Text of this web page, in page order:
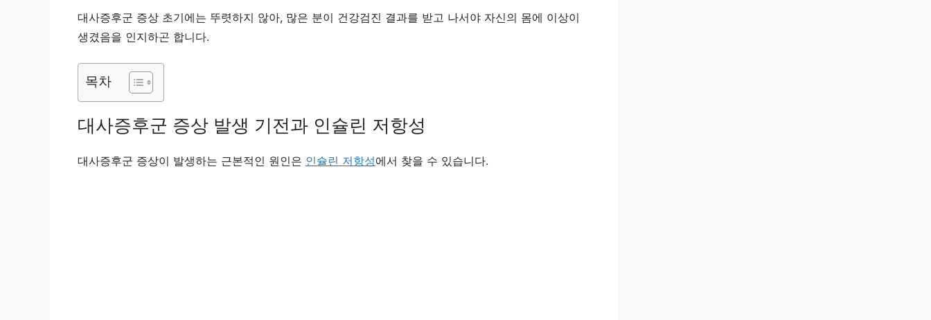
대사증후군 증상 초기에는 뚜렷하지 않아, 많은 분이 건강검진 결과를 받고 나서야 자신의 몸에 이상이
생겼음을 인지하곤 합니다.
목차
대사증후군 증상 발생 기전과 인슐린 저항성
대사증후군 증상이 발생하는 근본적인 원인은 인슐린 저항성에서 찾을 수 있습니다.